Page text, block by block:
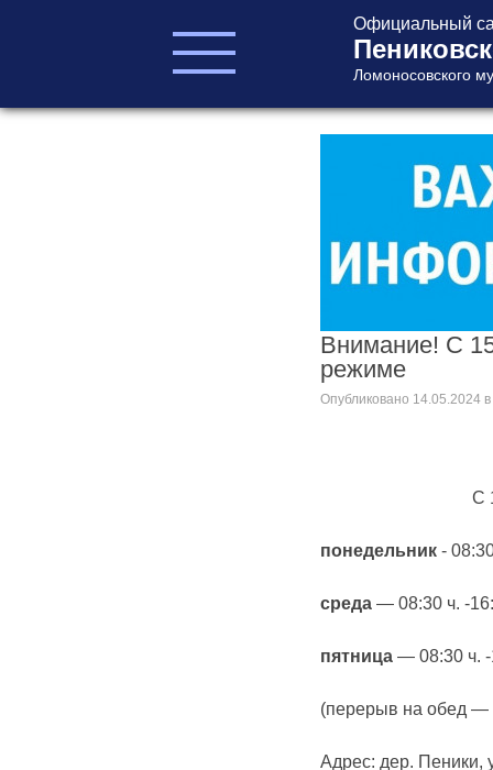
Официальный
Ломоносовского
Внимание! С
режиме
Опубликовано 14.05.2024
С
понедельник -
среда — 08:30 ч. -
пятница — 08:30 ч. -
(перерыв на обед —
Адрес: дер. Пеники,